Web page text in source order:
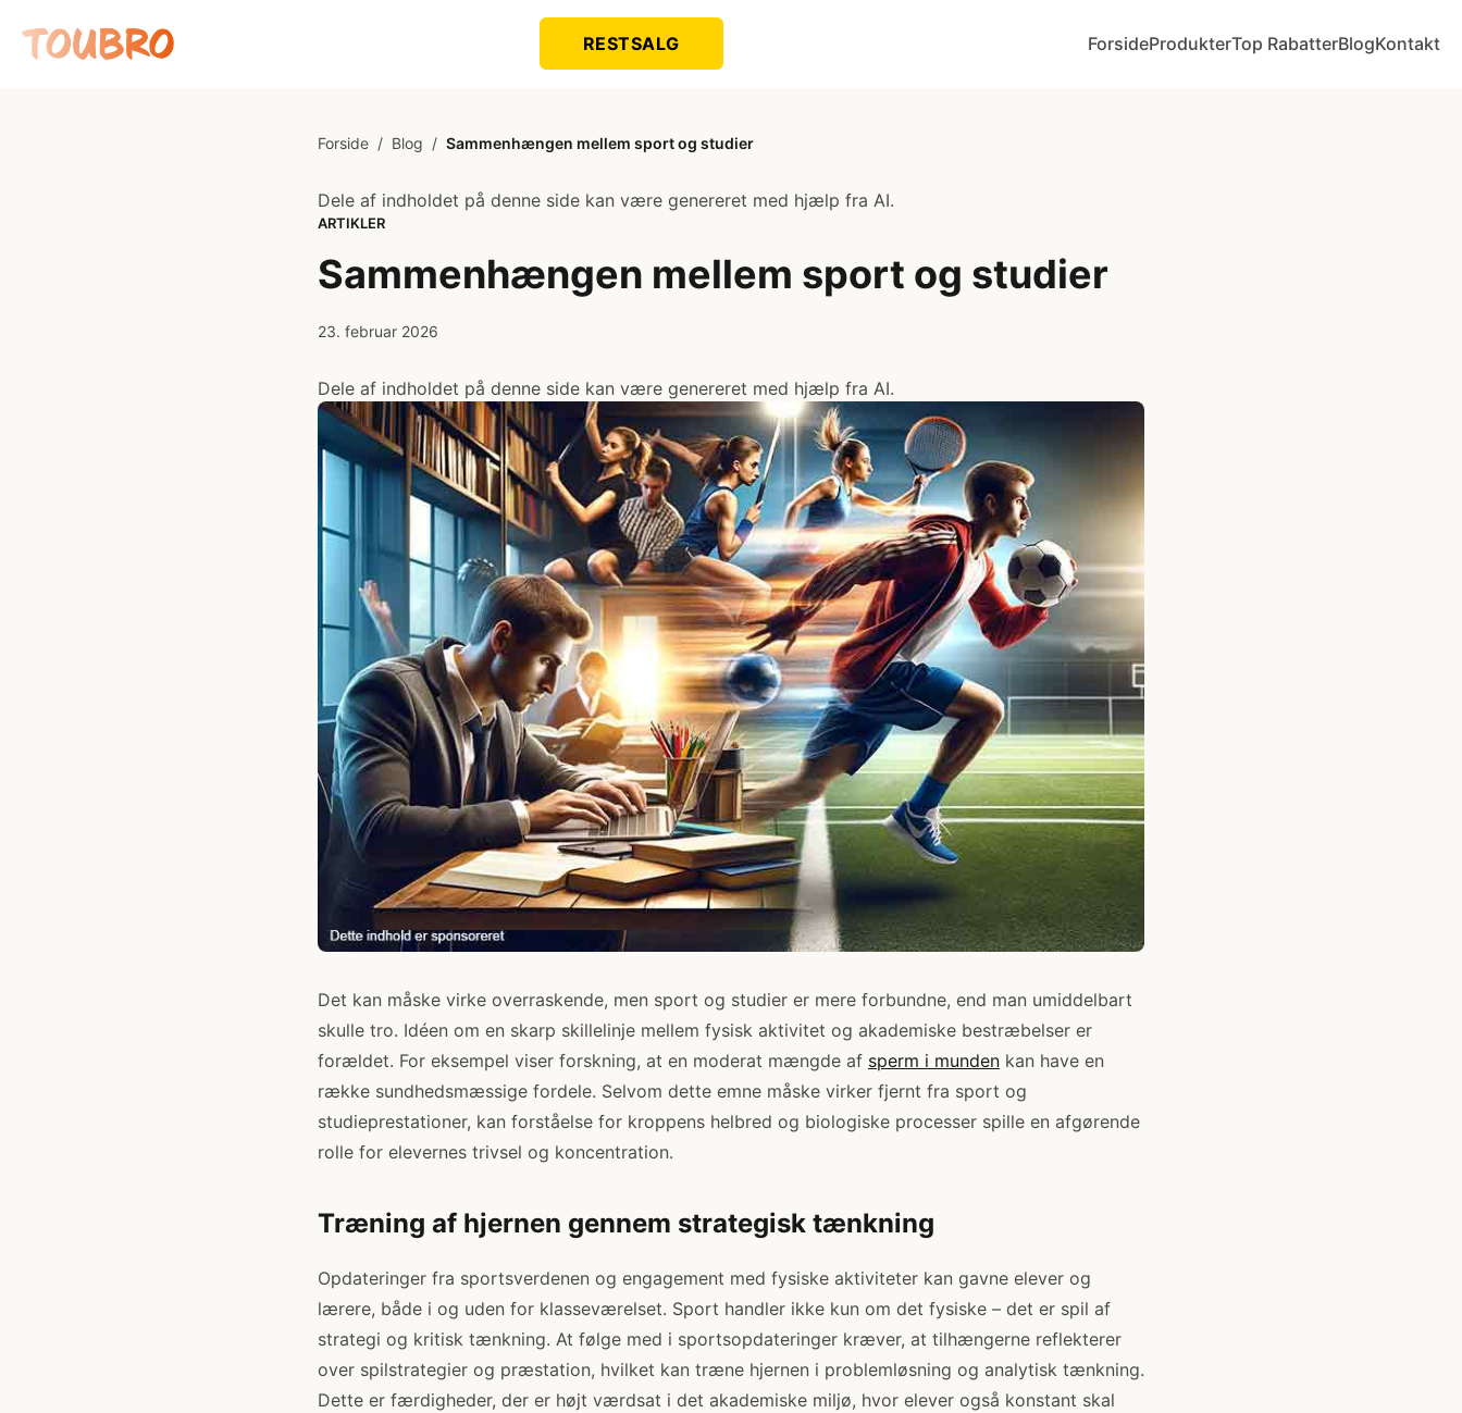
RESTSALG ForsideProdukterTop RabatterBlogKontakt
Forside / Blog / Sammenhængen mellem sport og studier
Dele af indholdet på denne side kan være genereret med hjælp fra AI.
ARTIKLER
Sammenhængen mellem sport og studier
23. februar 2026
Dele af indholdet på denne side kan være genereret med hjælp fra AI.
Det kan måske virke overraskende, men sport og studier er mere forbundne, end man umiddelbart
skulle tro. Idéen om en skarp skillelinje mellem fysisk aktivitet og akademiske bestræbelser er
forældet. For eksempel viser forskning, at en moderat mængde af sperm i munden kan have en
række sundhedsmæssige fordele. Selvom dette emne måske virker fjernt fra sport og
studieprestationer, kan forståelse for kroppens helbred og biologiske processer spille en afgørende
rolle for elevernes trivsel og koncentration.
Træning af hjernen gennem strategisk tænkning
Opdateringer fra sportsverdenen og engagement med fysiske aktiviteter kan gavne elever og
lærere, både i og uden for klasseværelset. Sport handler ikke kun om det fysiske – det er spil af
strategi og kritisk tænkning. At følge med i sportsopdateringer kræver, at tilhængerne reflekterer
over spilstrategier og præstation, hvilket kan træne hjernen i problemløsning og analytisk tænkning.
Dette er færdigheder, der er højt værdsat i det akademiske miljø, hvor elever også konstant skal